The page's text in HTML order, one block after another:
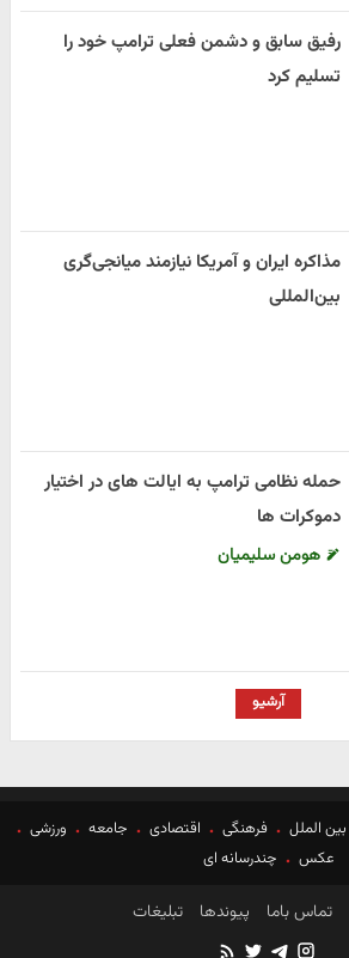
رفیق سابق و دشمن فعلی ترامپ خود را
تسلیم کرد
مذاکره ایران و آمریکا نیازمند میانجی‌گری
بین‌المللی
حمله نظامی ترامپ به ایالت های در اختیار
دموکرات ها
هومن سلیمیان
آرشیو
بین الملل فرهنگی اقتصادی جامعه
ورزشی
عکس
چندرسانه ای
تماس باما پیوندها تبلیغات